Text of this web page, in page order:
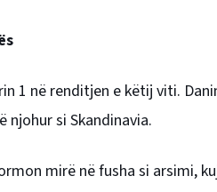
1 në renditjen e këtij viti.
si Skandinavia.
mirë në fusha si arsimi,